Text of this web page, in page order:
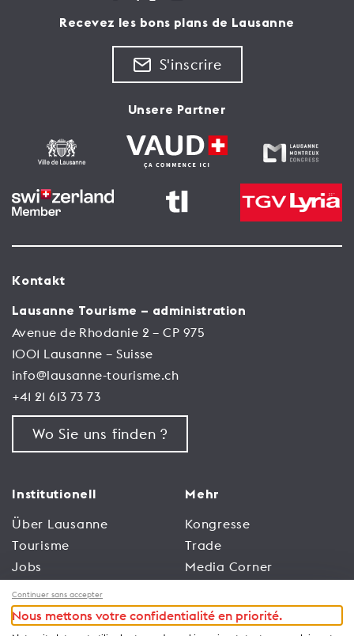
Recevez les bons plans de Lausanne
S'inscrire
Unsere Partner
Kontakt
Lausanne Tourisme – administration
Avenue de Rhodanie 2 – CP 975
1001 Lausanne – Suisse
info@lausanne-tourisme.ch
+41 21 613 73 73
Wo Sie uns finden ?
Institutionell
Über Lausanne
Tourisme
Jobs
Allgemeine
Nutzungsbedingungen
der Website
Mehr
Kongresse
Trade
Media Corner
Leitfäden
Continuer sans accepter
Nous mettons votre confidentialité en priorité.